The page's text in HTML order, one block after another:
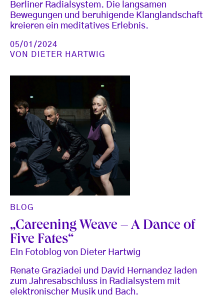
Berliner Radialsystem. Die langsamen
Bewegungen und beruhigende Klanglandschaft
kreieren ein meditatives Erlebnis.
05/01/2024
VON
DIETER HARTWIG
BLOG
„Careening Weave – A Dance of
Five Fates“
EIn Fotoblog von Dieter Hartwig
Renate Graziadei und David Hernandez laden
zum Jahresabschluss in Radialsystem mit
elektronischer Musik und Bach.